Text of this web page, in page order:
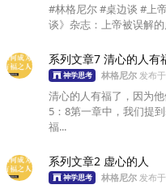
#林格尼尔 #桌边谈 #上
谈》杂志：上帝被误解
系列文章7 清心的人有
神学思考 林格尼尔 发布于
清心的人有福了，因为
5：8第一章中，我们提
福...
系列文章2 虚心的人
神学思考 林格尼尔 发布于